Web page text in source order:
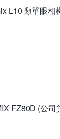
L10 類單眼相
FZ80D (公司